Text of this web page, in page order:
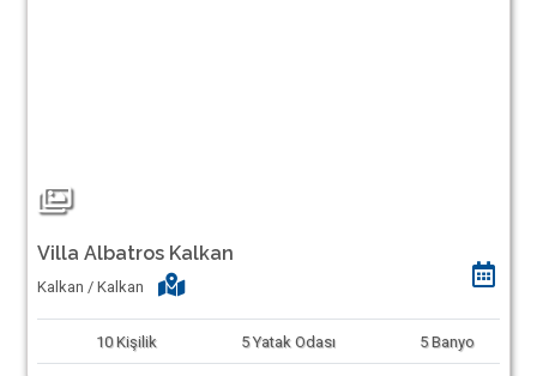
Villa Albatros Kalkan
Kalkan / Kalkan
10 Kişilik 5 Yatak Odası 5 Banyo